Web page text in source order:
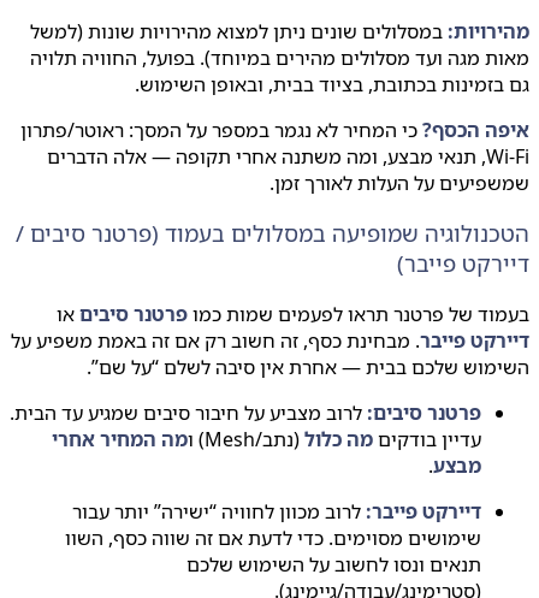
במסלולים שונים ניתן למצוא מהירויות שונות (למשל
מגה ועד מסלולים מהירים במיוחד). בפועל, החוויה תלויה
בכתובת, בציוד בבית, ובאופן השימוש.
הכסף?כי המחיר לא נגמר במספר על המסך: ראוטר/פתרון
Wi‑Fi, תנאי מבצע, ומה משתנה אחרי תקופה — אלה הדברים
על העלות לאורך זמן.
שמופיעה במסלולים בעמוד (פרטנר סיבים /
פייבר)
של פרטנר תראו לפעמים שמות כמופרטנר סיביםאו
פייבר. מבחינת כסף, זה חשוב רק אם זה באמת משפיע על
שלכם בבית — אחרת אין סיבה לשלם “על שם”.
פרטנר סיבים:לרוב מצביע על חיבור סיבים שמגיע עד הבית.
עדיין בודקיםמה כלול (נתב/‏Mesh) ו
מה המחיר אחרי
מבצע.
דיירקט פייבר:לרוב מכוון לחוויה “ישירה” יותר עבור
שימושים מסוימים. כדי לדעת אם זה שווה כסף, השוו
תנאים ונסו לחשוב על השימוש שלכם
(סטרימינג/עבודה/גיימינג).